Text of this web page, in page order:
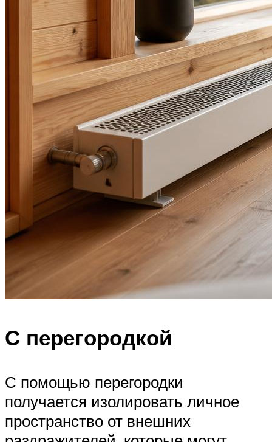
С перегородкой
С помощью перегородки
получается изолировать личное
пространство от внешних